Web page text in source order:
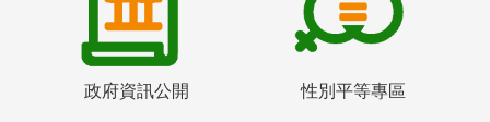
政府資訊公開 性別平等專區